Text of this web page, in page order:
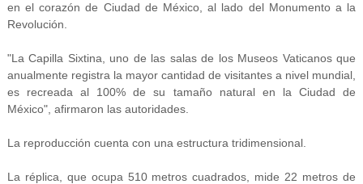
en el corazón de Ciudad de México, al lado del Monumento a la
Revolución.
"La Capilla Sixtina, uno de las salas de los Museos Vaticanos que
anualmente registra la mayor cantidad de visitantes a nivel mundial,
es recreada al 100% de su tamaño natural en la Ciudad de
México", afirmaron las autoridades.
La reproducción cuenta con una estructura tridimensional.
La réplica, que ocupa 510 metros cuadrados, mide 22 metros de